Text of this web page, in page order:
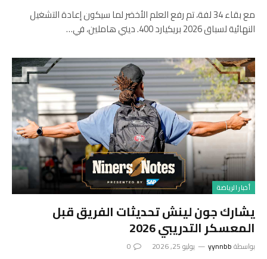
مع بقاء 34 لفة، تم رفع العلم الأخضر لما سيكون إعادة التشغيل
النهائية لسباق 2026 بريكيارد 400. ديني هاملين، في…
أخبار الرياضة
يشارك جون لينش تحديثات الفريق قبل
المعسكر التدريبي 2026
بواسطةyynnbb يوليو 25, 2026 0